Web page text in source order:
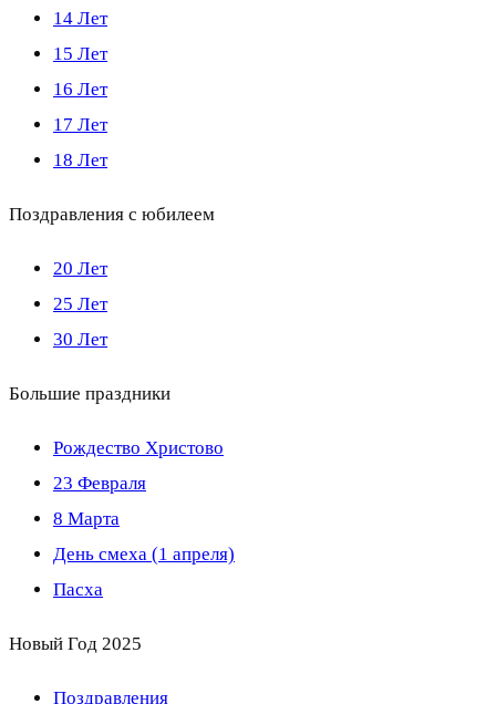
14 Лет
15 Лет
16 Лет
17 Лет
18 Лет
Поздравления с юбилеем
20 Лет
25 Лет
30 Лет
Большие праздники
Рождество Христово
23 Февраля
8 Марта
День смеха (1 апреля)
Пасха
Новый Год 2025
Поздравления